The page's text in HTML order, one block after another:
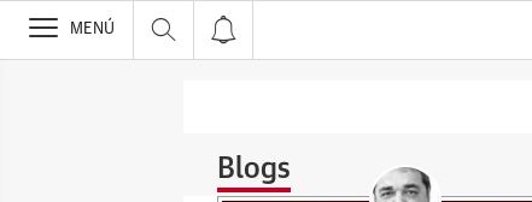
>
MENÚ
Blogs